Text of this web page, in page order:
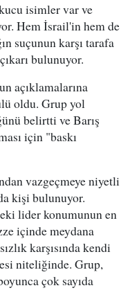
isimler var ve
Hem İsrail'in hem de
suçunun karşı tarafa
bulunuyor.
açıklamalarına
oldu. Grup yol
belirtti ve Barış
için "baskı
vazgeçmeye niyetli
kişi bulunuyor.
lider konumunun en
içinde meydana
karşısında kendi
niteliğinde. Grup,
çok sayıda